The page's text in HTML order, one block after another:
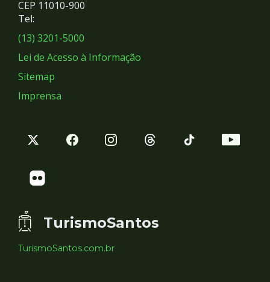
Redes
Sociais
CEP 11010-900
Tel:
(13) 3201-5000
Lei de Acesso à Informação
Sitemap
Imprensa
TurismoSantos
TurismoSantos.com.br